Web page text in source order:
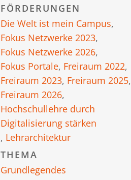
FÖRDERUNGEN
Die Welt ist mein Campus,
Fokus Netzwerke 2023,
Fokus Netzwerke 2026,
Fokus Portale, Freiraum 2022,
Freiraum 2023, Freiraum 2025,
Freiraum 2026,
Hochschullehre durch
Digitalisierung stärken
, Lehrarchitektur
THEMA
Grundlegendes